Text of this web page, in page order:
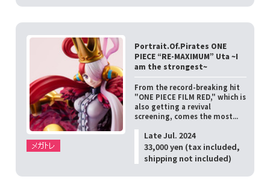
Portrait.Of.Pirates ONE
PIECE “RE-MAXIMUM” Uta ~I
am the strongest~
From the record-breaking hit
"ONE PIECE FILM RED," which is
also getting a revival
screening, comes the most...
Late Jul. 2024
33,000 yen (tax included,
shipping not included)